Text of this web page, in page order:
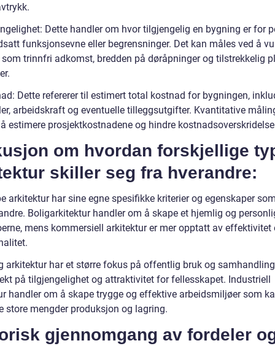
Dette handler om hvor tilgjengelig en bygning er for
funksjonsevne eller begrensninger. Det kan måles ved å
trinnfri adkomst, bredden på døråpninger og tilstrekkelig
Dette refererer til estimert total kostnad for bygningen,
arbeidskraft og eventuelle tilleggsutgifter. Kvantitative
estimere prosjektkostnadene og hindre
om hvordan forskjellige
skiller seg fra hverandre:
arkitektur har sine egne spesifikke kriterier og egenskaper
Boligarkitektur handler om å skape et hjemlig og
mens kommersiell arkitektur er mer opptatt av effektivitet
arkitektur har et større fokus på offentlig bruk og
på tilgjengelighet og attraktivitet for fellesskapet. Industriell
handler om å skape trygge og effektive arbeidsmiljøer som
store mengder produksjon og lagring.
gjennomgang av fordeler